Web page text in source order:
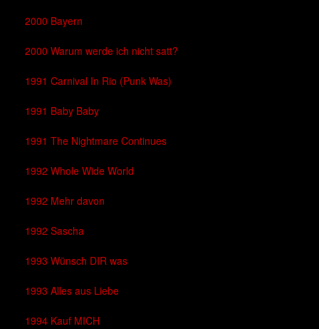
2000 Bayern
2000 Warum werde ich nicht satt?
1991 Carnival In Rio (Punk Was)
1991 Baby Baby
1991 The Nightmare Continues
1992 Whole Wide World
1992 Mehr davon
1992 Sascha
1993 Wünsch DIR was
1993 Alles aus Liebe
1994 Kauf MICH